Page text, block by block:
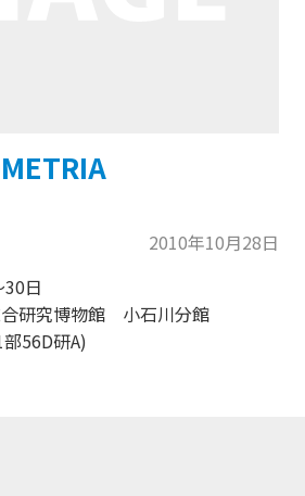
2010年10月28日
日
研究博物館 小石川分館
56D研A)